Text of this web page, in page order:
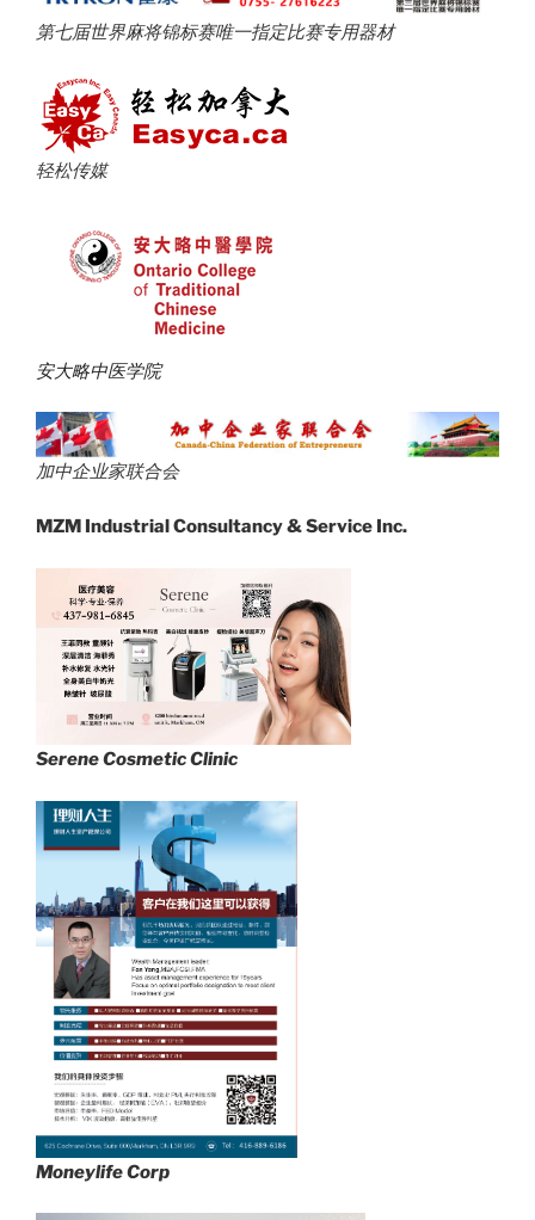
第七届世界麻将锦标赛唯一指定比赛专用器材
轻松传媒
安大略中医学院
加中企业家联合会
MZM Industrial Consultancy & Service Inc.
Serene Cosmetic Clinic
Moneylife Corp